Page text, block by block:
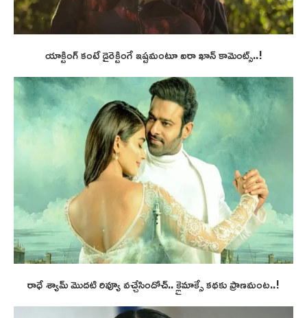
యాక్టింగ్ కంటే డైరెక్టింగే ఇష్టమంటూ ఐరా ఖాన్ కామెంట్స్..!
రాధే శ్యామ్ మొదటి రివ్యూ వచ్చేసిందోచ్.. క్లైమాక్సే కథకు ప్రాణమంట..!